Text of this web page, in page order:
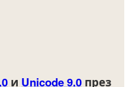
и Unicode 9.0 през